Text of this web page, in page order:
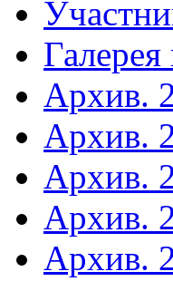
Архив.
Архив.
Архив.
Архив.
Архив.